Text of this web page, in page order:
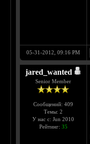
05-31-2012, 09:16 PM
jared_wanted
Senior Member
Сообщений: 409
Темы: 2
У нас с: Jun 2010
Рейтинг: 35